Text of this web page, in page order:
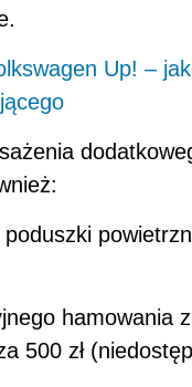
Up! –
hamowania
500 zł